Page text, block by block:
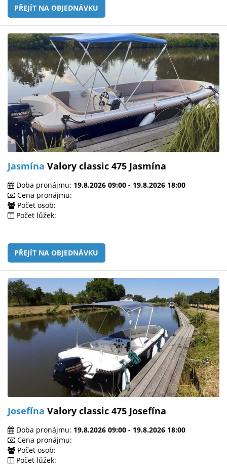
PŘEJÍT NA OBJEDNÁVKU
Jasmína Valory classic 475 Jasmína
Doba pronájmu: 19.8.2026 09:00 - 19.8.2026 18:00
Cena pronájmu:
Počet osob:
Počet lůžek:
PŘEJÍT NA OBJEDNÁVKU
Josefína Valory classic 475 Josefína
Doba pronájmu: 19.8.2026 09:00 - 19.8.2026 18:00
Cena pronájmu:
Počet osob:
Počet lůžek: